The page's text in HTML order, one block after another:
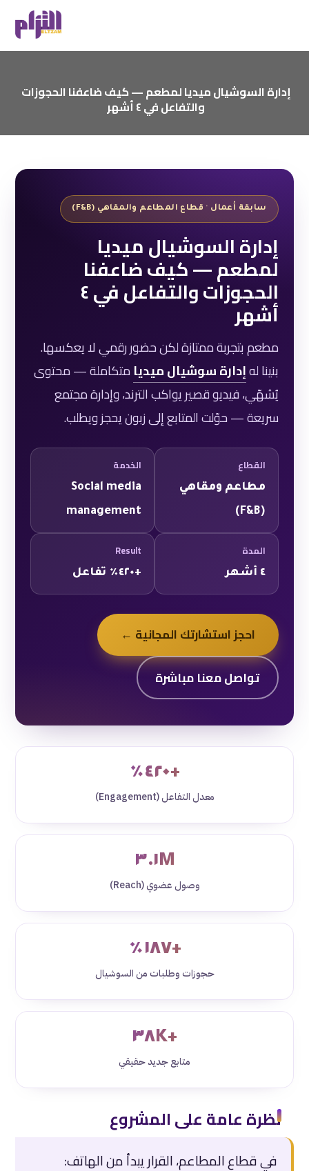
إدارة السوشيال ميديا لمطعم — كيف ضاعفنا الحجوزات
والتفاعل في ٤ أشهر
سابقة أعمال · قطاع المطاعم والمقاهي (F&B)
إدارة السوشيال ميديا
لمطعم — كيف ضاعفنا
الحجوزات والتفاعل في ٤
أشهر
مطعم بتجربة ممتازة لكن حضور رقمي لا يعكسها.
بنينا لهإدارة سوشيال ميديا متكاملة — محتوى
يُشهّي، فيديو قصير يواكب الترند، وإدارة مجتمع
سريعة — حوّلت المتابع إلى زبون يحجز ويطلب.
القطاع
مطاعم ومقاهي
(F&B)
الخدمة
Social media
management
المدة
٤ أشهر
Result
+٤٢٠٪ تفاعل
احجز استشارتك المجانية ←
تواصل معنا مباشرة
+٤٢٠٪
معدل التفاعل (Engagement)
٣.١M
وصول عضوي (Reach)
+١٨٧٪
حجوزات وطلبات من السوشيال
+٣٨K
متابع جديد حقيقي
نظرة عامة على المشروع
في قطاع المطاعم، القرار يبدأ من الهاتف: